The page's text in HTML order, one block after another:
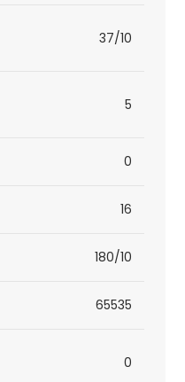
37/10
5
0
16
180/10
65535
0